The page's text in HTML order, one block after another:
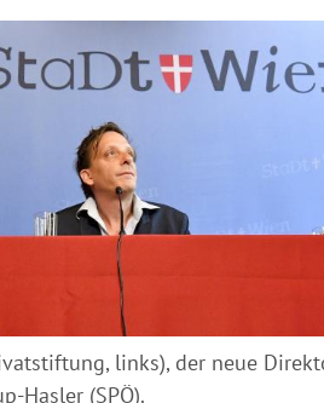
links), der neue
Hasler (SPÖ).